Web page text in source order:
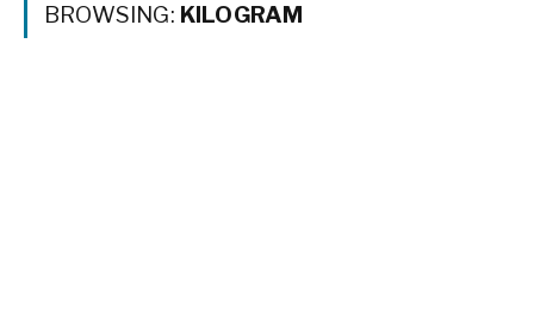
BROWSING: KILOGRAM